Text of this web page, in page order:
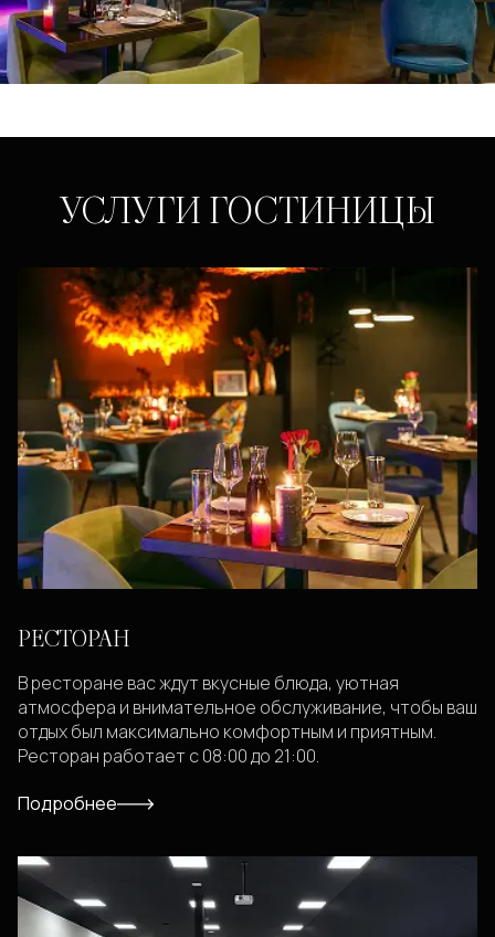
УСЛУГИ ГОСТИНИЦЫ
РЕСТОРАН
В ресторане вас ждут вкусные блюда, уютная
атмосфера и внимательное обслуживание, чтобы ваш
отдых был максимально комфортным и приятным.
Ресторан работает с 08:00 до 21:00.
Подробнее